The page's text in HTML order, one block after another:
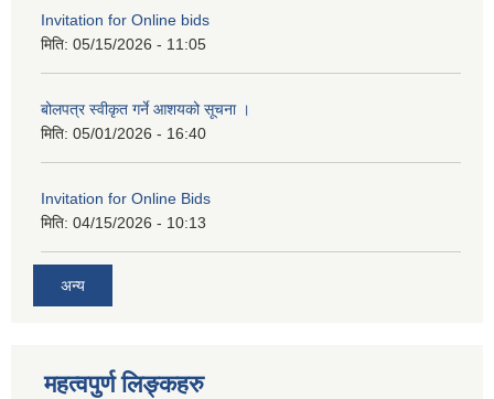
Invitation for Online bids
मिति: 05/15/2026 - 11:05
बोलपत्र स्वीकृत गर्ने आशयको सूचना ।
मिति: 05/01/2026 - 16:40
Invitation for Online Bids
मिति: 04/15/2026 - 10:13
अन्य
महत्वपुर्ण लिङ्कहरु